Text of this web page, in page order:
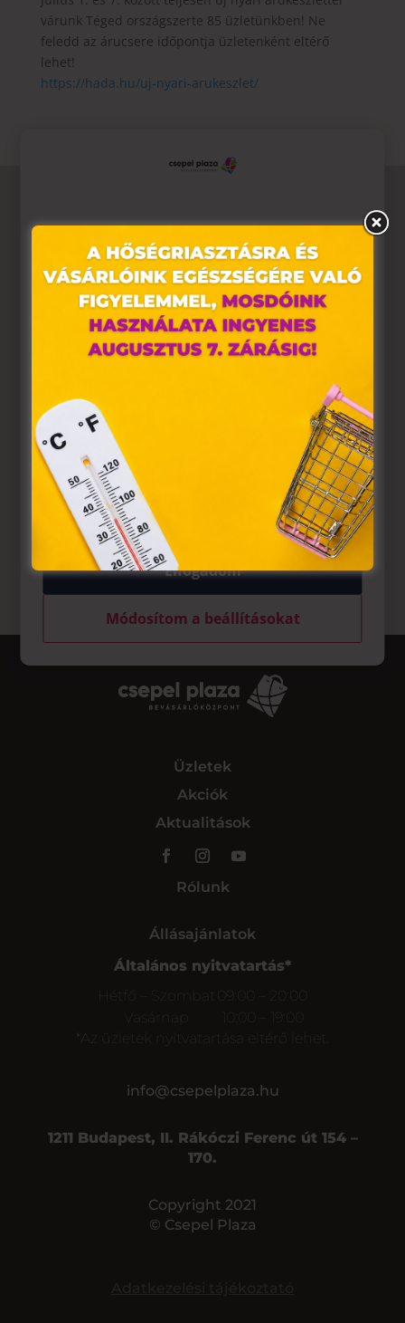
várunk Téged országszerte 85 üzletünkben! Ne
feledd az árucsere időpontja üzletenként eltérő
lehet!
https://hada.hu/uj-nyari-arukeszlet/
Üzletek
Akciók
Aktualitások
Rólunk
Állásajánlatok
Általános nyitvatartás*
Hétfő – Szombat
09:00 – 20:00
Vasárnap
*Az üzletek nyitvatartása eltérő lehet.
info@csepelplaza.hu
1211 Budapest, II. Rákóczi Ferenc út 154 –
170.
Copyright 2021
© Csepel Plaza
Ez az oldal sütiket használ
Weboldalunkon „cookie"-kat (továbbiakban „süti")
alkalmazunk. Ezek olyan fájlok, melyek információt tárolnak
webes böngészőjében. Ehhez az Ön hozzájárulása
szükséges.
A „sütiket" az elektronikus hírközlésről szóló 2003. évi C.
törvény, az elektronikus kereskedelmi szolgáltatások, az
információs társadalommal összefüggő szolgáltatások
egyes kérdéseiről szóló 2001. évi CVIII. törvény, valamint az
Európai Unió előírásainak megfelelően használjuk. Azon
weblapoknak, melyek az Európai Unió országain belül
működnek, a „sütik" használatához, és ezeknek a
felhasználó számítógépén vagy egyéb eszközén történő
tárolásához a felhasználók hozzájárulását kell kérniük.
Elfogadom
Módosítom a beállításokat